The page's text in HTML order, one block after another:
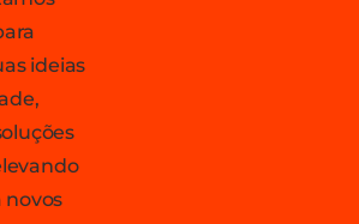
ideias
novos